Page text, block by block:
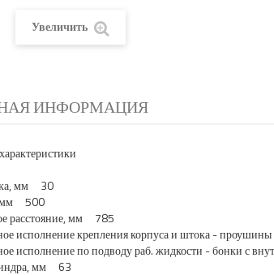
Увеличить
ИНФОРМАЦИЯ
мм 30
мм 500
расстояние, мм 785
исполнение крепления корпуса и штока -
исполнение по подводу раб. жидкости - бонки с
мм 63